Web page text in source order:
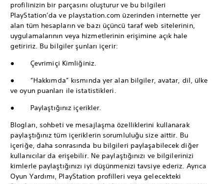
profilinizin bir parçasını oluşturur ve bu bilgileri
PlayStation’da ve playstation.com üzerinden internette yer
alan tüm hesapların ve bazı üçüncü taraf web sitelerinin,
uygulamalarının veya hizmetlerinin erişimine açık hale
getiririz. Bu bilgiler şunları içerir:
● Çevrimiçi Kimliğiniz.
● “Hakkımda” kısmında yer alan bilgiler, avatar, dil, ülke
ve oyun puanları ile istatistikleri.
● Paylaştığınız içerikler.
Blogları, sohbeti ve mesajlaşma özelliklerini kullanarak
paylaştığınız tüm içeriklerin sorumluluğu size aittir. Bu
içeriğe, daha sonrasında bu bilgileri paylaşabilecek diğer
kullanıcılar da erişebilir. Ne paylaştığınızı ve bilgilerinizi
kimlerle paylaştığınızı iyi düşünmenizi tavsiye ederiz. Ayrıca
Oyun Yardımı, PlayStation profilleri veya gelecekteki